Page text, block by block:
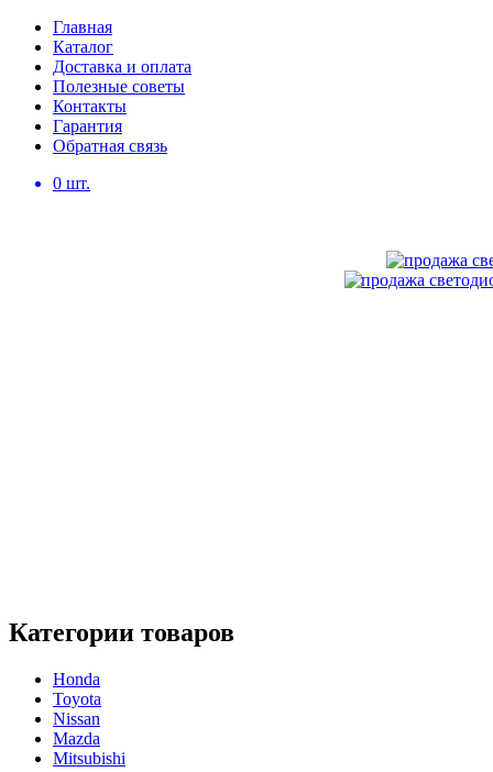
Главная
Каталог
Доставка и оплата
Полезные советы
Контакты
Гарантия
Обратная связь
0 шт.
Категории товаров
Honda
Toyota
Nissan
Mazda
Mitsubishi